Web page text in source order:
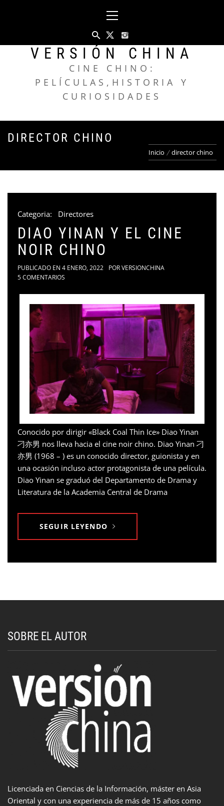
principal
VERSIÓN CHINA
CINE CHINO:
PELÍCULAS,HISTORIA Y
CURIOSIDADES
DIRECTOR CHINO
Inicio director chino
Categoria: Directores
DIAO YINAN Y EL CINE
NOIR CHINO
PUBLICADO EN 4 ENERO, 2022 PORVERSIONCHINA
5 COMENTARIOS
Conocido por dirigir «Black Coal Thin Ice» Diao Yinan
刁亦男 nos lleva hacia el cine noir chino. Diao Yinan 刁
亦男 (1968 – ) es un conocido director, guionista y en
una ocasión incluso actor protagonista de una película.
Diao Yinan se graduó del Departamento de Drama y
Literatura de la Academia Central de Drama
SEGUIR LEYENDO
SOBRE EL AUTOR
Licenciada en Ciencias de la Información, máster en Asia
Oriental y con una experiencia de más de 15 años como